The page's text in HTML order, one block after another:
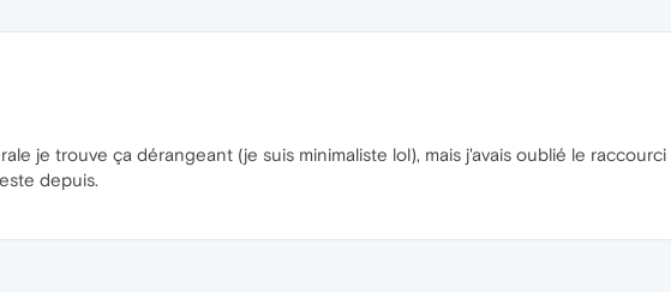
je trouve ça dérangeant (je suis minimaliste lol), mais j'avais oublié le
depuis.